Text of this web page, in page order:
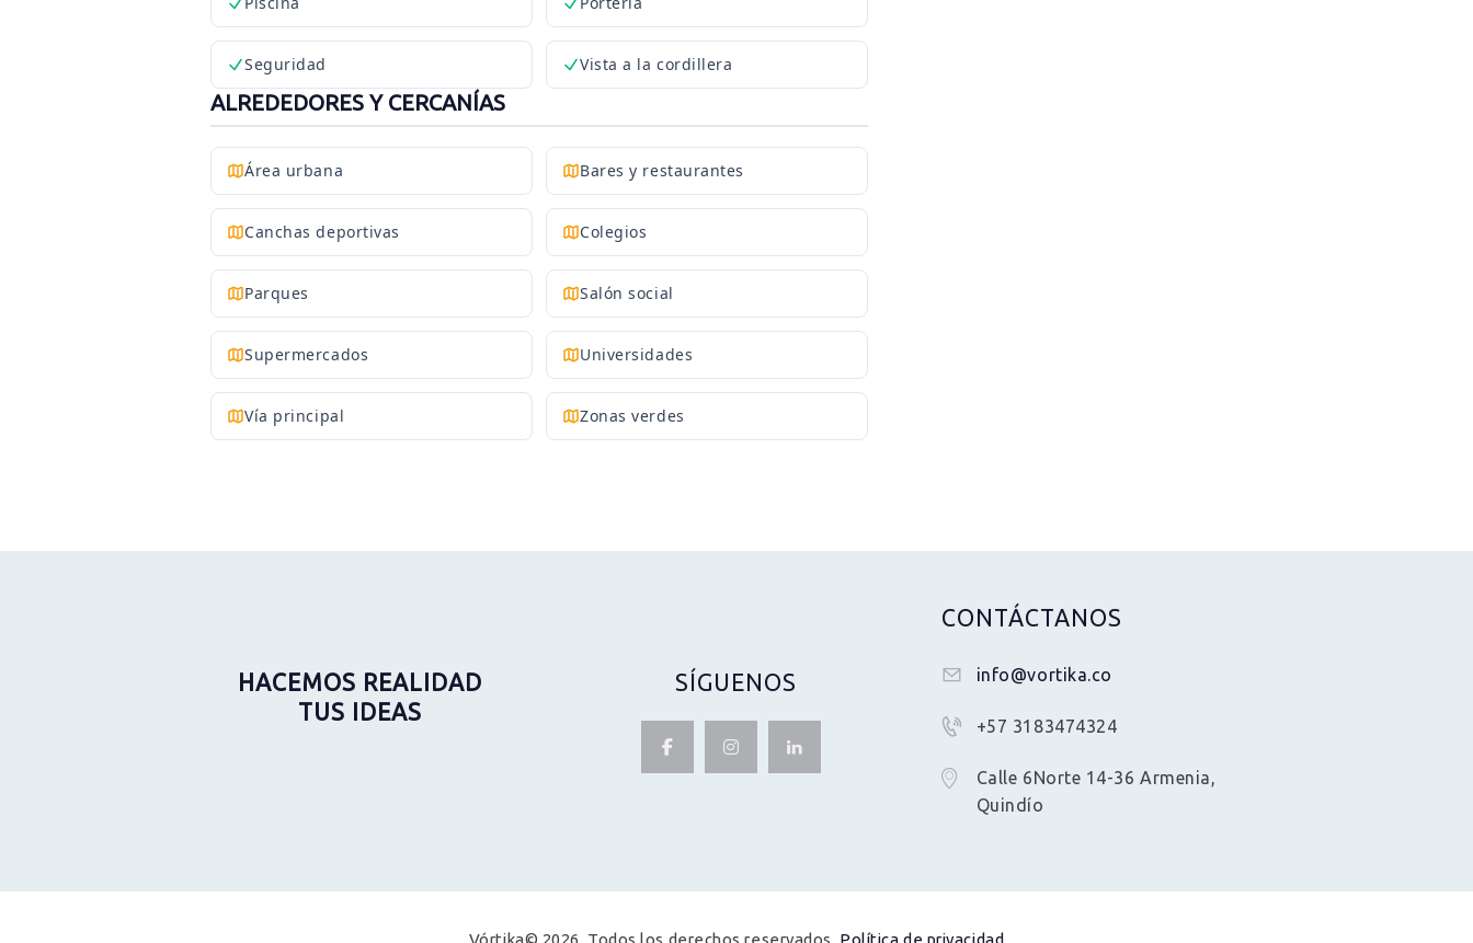
Seguridad Vista a la cordillera
ALREDEDORES Y CERCANÍAS
Área urbana Bares y restaurantes
Canchas deportivas Colegios
Parques Salón social
Supermercados Universidades
Vía principal Zonas verdes
HACEMOS REALIDAD
TUS IDEAS
SÍGUENOS
CONTÁCTANOS
info@vortika.co
+57 3183474324
Calle 6Norte 14-36 Armenia,
Quindío